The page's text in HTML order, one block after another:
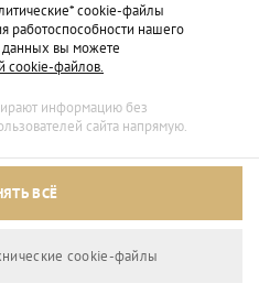
режим
cookie-файлы
работоспособности нашего
данных вы можете
cookie-файлов.
информацию без
сайта напрямую.
ВСЁ
сookie-файлы